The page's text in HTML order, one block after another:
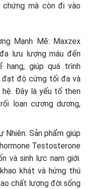
mà còn đi vào
Mạnh Mẽ: Maxzex
lưu lượng máu đến
giúp quá trình
đạt độ cứng tối đa và
Đây là yếu tố then
loạn cương dương,
Nhiên: Sản phẩm giúp
Testosterone
và sinh lực nam giới.
khát và hứng thú
chất lượng đời sống